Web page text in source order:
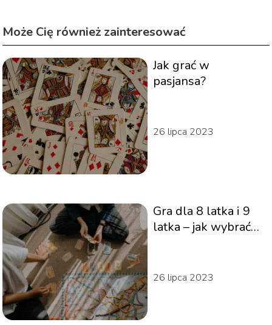
Może Cię również zainteresować
Jak grać w
pasjansa?
26 lipca 2023
Gra dla 8 latka i 9
latka – jak wybrać
26 lipca 2023